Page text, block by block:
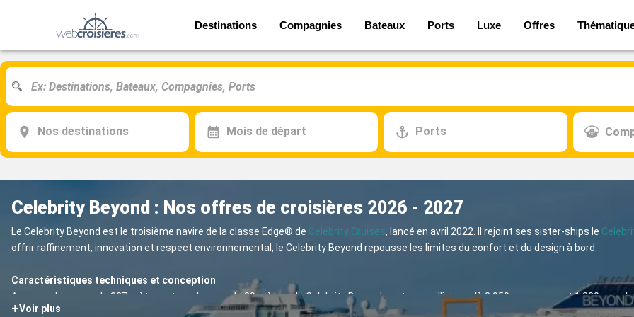
Destinations Compagnies Bateaux Ports Luxe Offres
Nos destinations Mois de départ Ports
Celebrity Beyond : Nos offres de croisières 2026 - 2027
Le Celebrity Beyond est le troisième navire de la classe Edge® de Celebrity Cruises, lancé en avril 2022. Il rejoint ses sister-ships le
offrir raffinement, innovation et respect environnemental, le Celebrity Beyond repousse les limites du confort et du design à bord.
Caractéristiques techniques et conception
Avec une longueur de 327 mètres et une largeur de 39 mètres, le Celebrity Beyond peut accueillir jusqu'à 3 950 passagers et 1 320
architecture innovante, notamment le « Magic Carpet », une plateforme mobile en porte-à-faux qui fait office de restaurant, de bar ou de
+Voir plus